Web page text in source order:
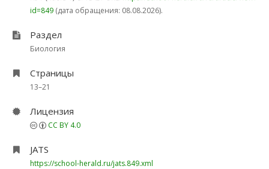
id=849 (дата обращения: 08.08.2026).
Раздел
Биология
Страницы
13–21
Лицензия
CC BY 4.0
JATS
https://school-herald.ru/jats.849.xml